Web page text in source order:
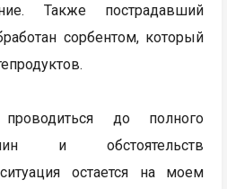
Также пострадавший
сорбентом, который
до полного
и обстоятельств
остается на моем